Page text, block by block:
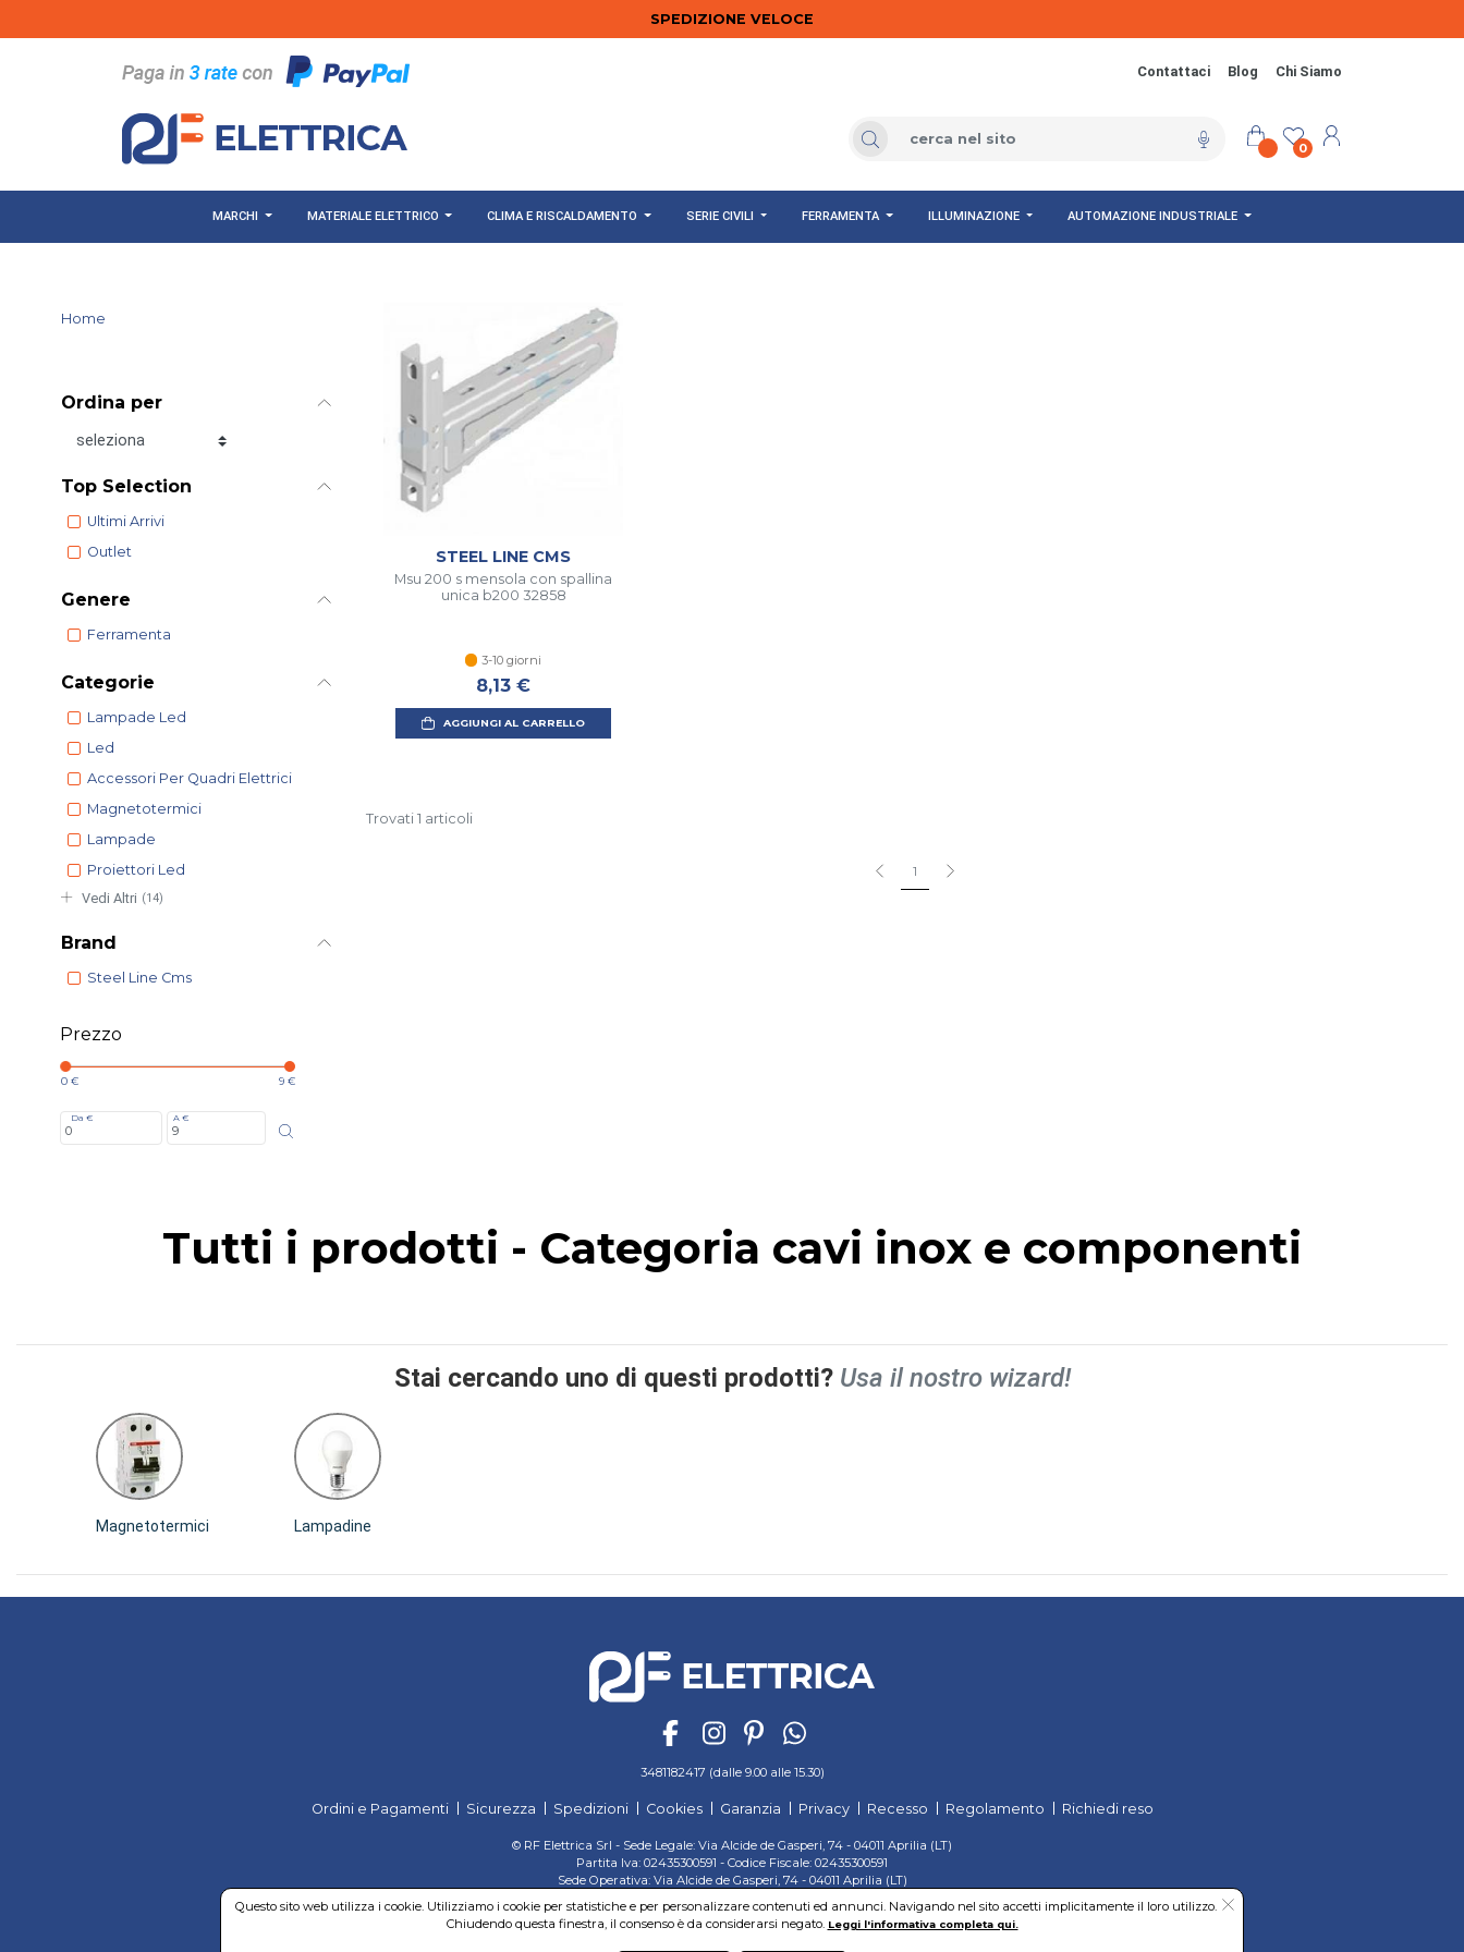
SPEDIZIONE VELOCE
Contattaci Blog Chi Siamo
0
MARCHI MATERIALE ELETTRICO CLIMA E RISCALDAMENTO SERIE CIVILI FERRAMENTA ILLUMINAZIONE AUTOMAZIONE INDUSTRIALE
Home
Ordina per
Ordina per
Top Selection
Ultimi Arrivi
Outlet
Genere
Ferramenta
Categorie
Lampade Led
Led
Accessori Per Quadri Elettrici
Magnetotermici
Lampade
Proiettori Led
Vedi Altri (14)
Brand
Steel Line Cms
Prezzo
0 € 9 €
Da € A €
STEEL LINE CMS
Msu 200 s mensola con spallina
unica b200 32858
3-10 giorni
8,13 €
AGGIUNGI AL CARRELLO
Trovati 1 articoli
1
Tutti i prodotti - Categoria cavi inox e componenti
Stai cercando uno di questi prodotti? Usa il nostro wizard!
Magnetotermici Lampadine
3481182417 (dalle 9.00 alle 15.30)
Ordini e Pagamenti Sicurezza Spedizioni Cookies Garanzia Privacy Recesso Regolamento Richiedi reso
© RF Elettrica Srl - Sede Legale: Via Alcide de Gasperi, 74 - 04011 Aprilia (LT)
Partita Iva: 02435300591 - Codice Fiscale: 02435300591
Sede Operativa: Via Alcide de Gasperi, 74 - 04011 Aprilia (LT)
Questo sito web utilizza i cookie. Utilizziamo i cookie per statistiche e per personalizzare contenuti ed annunci. Navigando nel sito accetti implicitamente il loro utilizzo.
Chiudendo questa finestra, il consenso è da considerarsi negato. Leggi l'informativa completa qui.